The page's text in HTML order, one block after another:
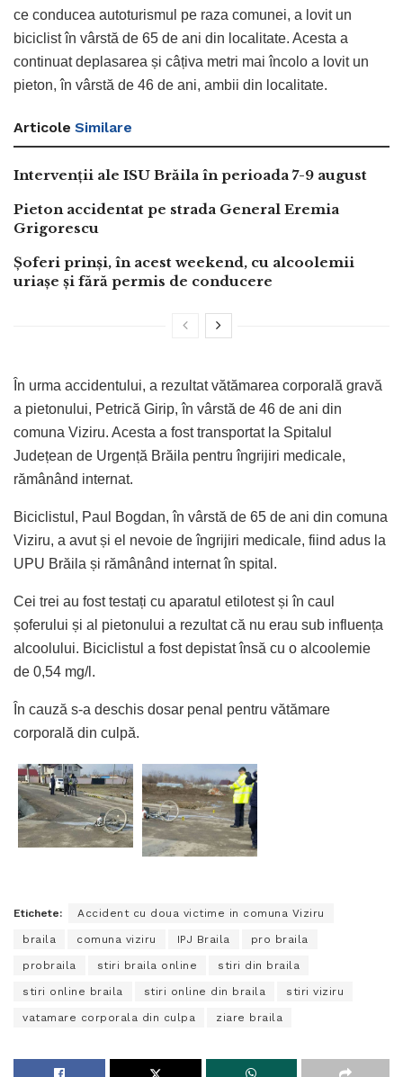
ce conducea autoturismul pe raza comunei, a lovit un
biciclist în vârstă de 65 de ani din localitate. Acesta a
continuat deplasarea și câțiva metri mai încolo a lovit un
pieton, în vârstă de 46 de ani, ambii din localitate.
Articole Similare
Intervenții ale ISU Brăila în perioada 7-9 august
Pieton accidentat pe strada General Eremia
Grigorescu
Șoferi prinși, în acest weekend, cu alcoolemii
uriașe și fără permis de conducere
În urma accidentului, a rezultat vătămarea corporală gravă
a pietonului, Petrică Girip, în vârstă de 46 de ani din
comuna Viziru. Acesta a fost transportat la Spitalul
Județean de Urgență Brăila pentru îngrijiri medicale,
rămânând internat.
Biciclistul, Paul Bogdan, în vârstă de 65 de ani din comuna
Viziru, a avut și el nevoie de îngrijiri medicale, fiind adus la
UPU Brăila și rămânând internat în spital.
Cei trei au fost testați cu aparatul etilotest și în caul
șoferului și al pietonului a rezultat că nu erau sub influența
alcoolului. Biciclistul a fost depistat însă cu o alcoolemie
de 0,54 mg/l.
În cauză s-a deschis dosar penal pentru vătămare
corporală din culpă.
Etichete: Accident cu doua victime in comuna Viziru
braila comuna viziru IPJ Braila pro braila
probraila stiri braila online stiri din braila
stiri online braila stiri online din braila stiri viziru
vatamare corporala din culpa ziare braila